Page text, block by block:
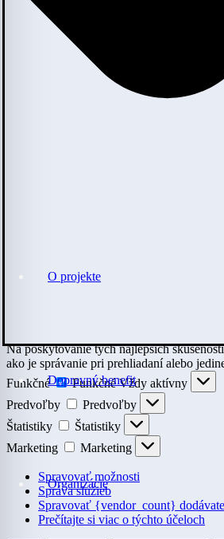
Na poskytovanie tých najlepších
ako je správanie pri prehliadaní alebo
Funkčné
Funkčné Vždy aktívny
Predvoľby
Predvoľby
Štatistiky
Štatistiky
Marketing
Marketing
Spravovať možnosti
Správa služieb
Spravovať {vendor_count}
Prečítajte si viac o týchto účeloch
O projekte
Dopravný benefit
Organizácie